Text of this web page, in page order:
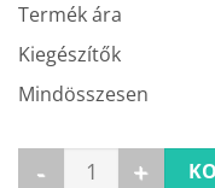
Termék ára
Kiegészítők
Mindösszesen
GERDA matt b&w